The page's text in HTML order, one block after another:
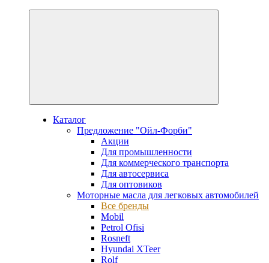
Каталог
Предложение "Ойл-Форби"
Акции
Для промышленности
Для коммерческого транспорта
Для автосервиса
Для оптовиков
Моторные масла для легковых автомобилей
Все бренды
Mobil
Petrol Ofisi
Rosneft
Hyundai XTeer
Rolf